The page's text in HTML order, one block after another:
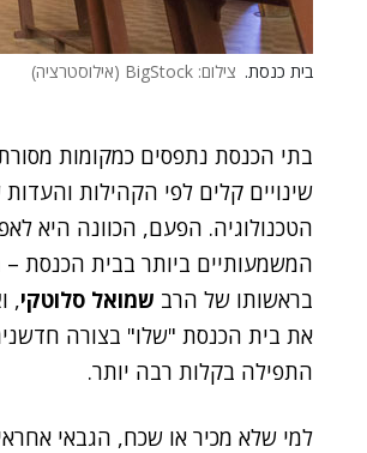
בית כנסת. צילום: BigStock (אילוסטרציה)
בתי הכנסת נתפסים כמקומות
שינויים קלים לפי הקהילות
הטכנולוגיה. הפעם, הכוונה היא
המשמעותיים ביותר בבית הכנסת
בראשותו של הרב שמואל סלוטקי, ו
את בית הכנסת "שלו" בצורה
התפילה בקלות רבה יותר.
למי שלא מכיר או שכח, הגבאי